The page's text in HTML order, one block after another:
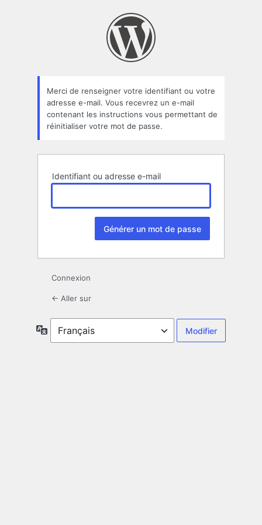
oublié
Merci de renseigner votre identifiant ou votre
adresse e-mail. Vous recevrez un e-mail
contenant les instructions vous permettant de
réinitialiser votre mot de passe.
Identifiant ou adresse e-mail
Connexion
← Aller sur
Langue